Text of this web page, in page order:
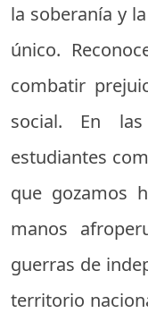
la soberanía y
único.
combatir
social. En
estudiantes
que gozamos
manos
guerras de
territorio